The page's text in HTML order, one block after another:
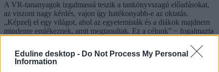
Eduline desktop - Do Not Process My Personal
Information
A VR-tananyagok izgalmassá teszik a tankönyvszagú előadásokat,
az viszont nagy kérdés, vajon így hatékonyabb-e az oktatás.
„Képzelj el egy világot, ahol az egyetemisták és a diákok majdnem
mindenre emlékeznek, amit megtanultak. Ez a célunk” − fogalmazta
amerikai cég, amely nem kevesebbet állít, mint hogy Edgar Dale, az
audiovizuális oktatás szakértője tulajdonképpen már évtizedekkel az
első VR-szemüveg piacra dobása előtt bebizonyította: így lehet a